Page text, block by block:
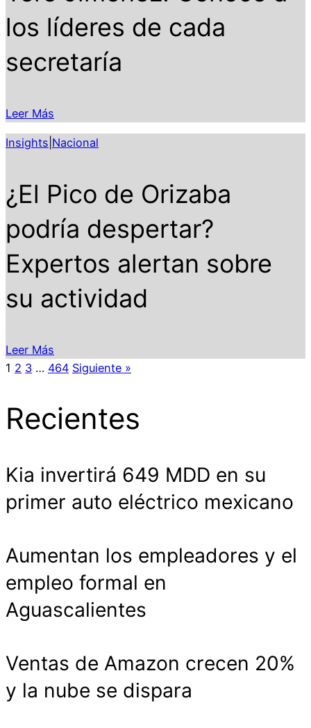
los líderes de cada
secretaría
Leer Más
Insights Nacional
¿El Pico de Orizaba
podría despertar?
Expertos alertan sobre
su actividad
Leer Más
1 2 3 … 464 Siguiente »
Recientes
Kia invertirá 649 MDD en su
primer auto eléctrico mexicano
Aumentan los empleadores y el
empleo formal en
Aguascalientes
Ventas de Amazon crecen 20%
y la nube se dispara